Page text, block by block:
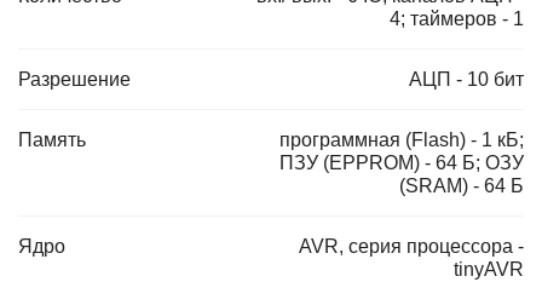
4; таймеров - 1
Разрешение АЦП - 10 бит
Память
программная (Flash) - 1 кБ;
ПЗУ (EPPROM) - 64 Б; ОЗУ
(SRAM) - 64 Б
Ядро
AVR, серия процессора -
tinyAVR